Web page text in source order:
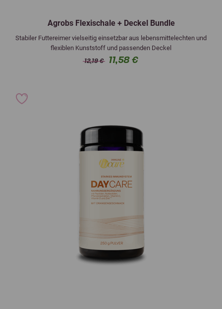
Agrobs Flexischale + Deckel Bundle
Stabiler Futtereimer vielseitig einsetzbar aus lebensmittelechten und
flexiblen Kunststoff und passenden Deckel
12,19 € 11,58 €